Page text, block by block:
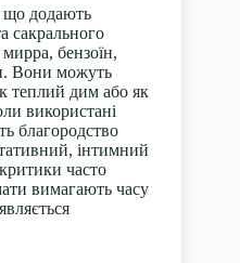
що додають
сакрального
бензоїн,
Вони можуть
теплий дим або як
використані
благородство
інтимний
часто
вимагають часу